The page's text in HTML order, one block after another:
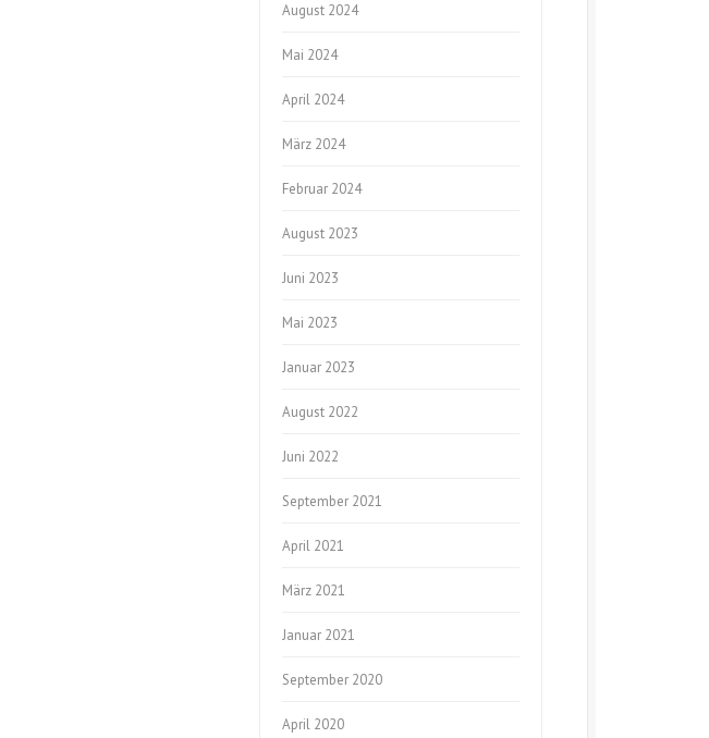
August 2024
Mai 2024
April 2024
März 2024
Februar 2024
August 2023
Juni 2023
Mai 2023
Januar 2023
August 2022
Juni 2022
September 2021
April 2021
März 2021
Januar 2021
September 2020
April 2020